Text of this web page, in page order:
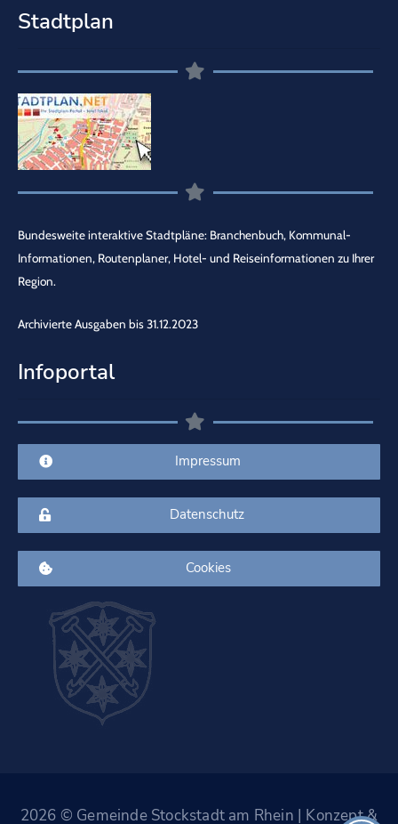
Stadtplan
Bundesweite interaktive Stadtpläne: Branchenbuch, Kommunal-
Informationen, Routenplaner, Hotel- und Reiseinformationen zu Ihrer
Region.
Archivierte Ausgaben bis 31.12.2023
Infoportal
Impressum
Datenschutz
Cookies
2026 © Gemeinde Stockstadt am Rhein | Konzept &